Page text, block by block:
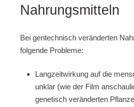
Nahrungsmitteln
Bei gentechnisch veränderten
folgende Probleme:
Langzeitwirkung auf die
unklar (wie der Film
genetisch veränderten